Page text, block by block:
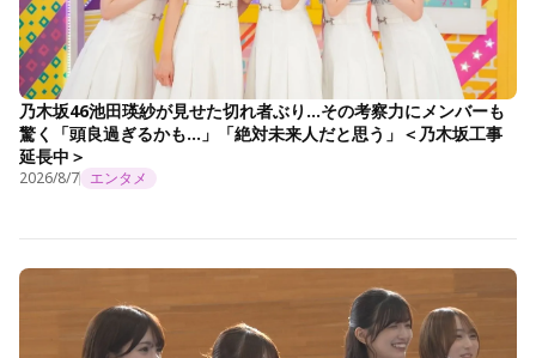
乃木坂46池田瑛紗が見せた切れ者ぶり…その考察力にメンバーも
驚く「頭良過ぎるかも…」「絶対未来人だと思う」＜乃木坂工事
延長中＞
2026/8/7 エンタメ